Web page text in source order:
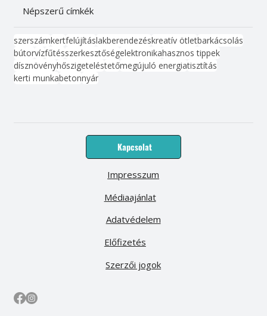
Népszerű címkék
szerszámkertfelújításlakberendezéskreatív ötletbarkácsolás
bútorvízfűtésszerkesztőségelektronikahasznos tippek
dísznövényhőszigeteléstetőmegújuló energiatisztítás
kerti munkabetonnyár
Kapcsolat
Médiaajánlat
Előfizetés
Impresszum
Adatvédelem
Szerzői jogok